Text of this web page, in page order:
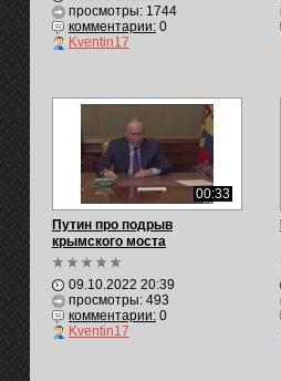
просмотры: 1744
комментарии:0
Kventin17
00:33
Путин про подрыв
крымского моста
09.10.2022 20:39
просмотры: 493
комментарии:0
Kventin17